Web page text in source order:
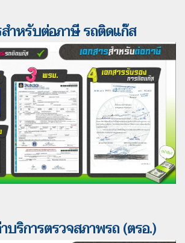
ำหรับต่อภาษี รถติดแก๊ส
บริการตรวจสภาพรถ (ตรอ.)